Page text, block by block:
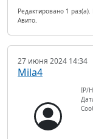
Редактировано 1
Авито.
27 июня 2024 14:34
Mila4
IP/